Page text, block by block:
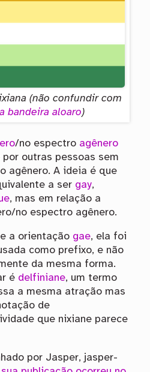
(não confundir com
bandeira aloaro)
/no espectro agênero
outras pessoas sem
agênero. A ideia é que
a ser gay,
, mas em relação a
no espectro agênero.
a orientação gae, ela foi
como prefixo, e não
da mesma forma.
é delfiniane, um termo
a mesma atração mas
de
que nixiane parece
por Jasper, jasper-